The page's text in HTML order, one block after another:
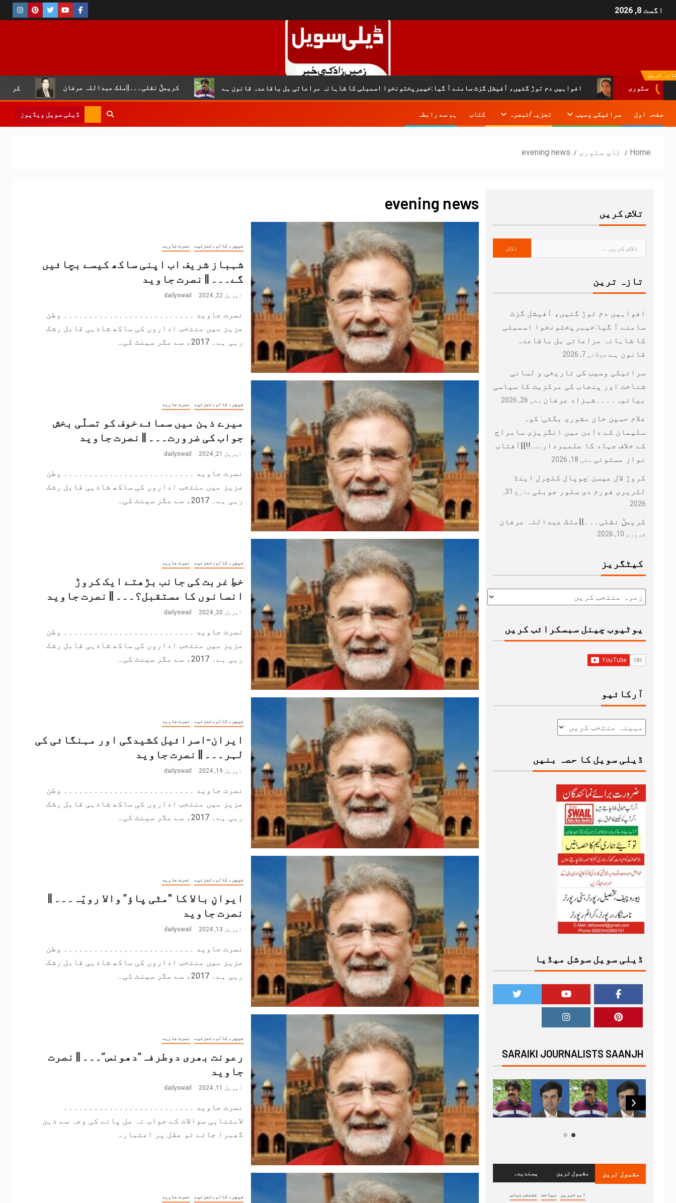
اگست 8, 2026
ترین
سٹوری کروڑ لال عیسن :چوپال کریمݨ نقلی۔۔۔||ملک عبداللہ عرفان افواہیں دم توڑ گئیں، آفیشل گزٹ سامنے آ گیا:خیبرپختونخوا اسمبلی کا شاہانہ مراعاتی بل باقاعدہ قانون ہے
صفحہ اول سرائیکی وسیب تجزیہ/تبصرہ کتاب ہم سے رابطہ ڈیلی سویل ویڈیوز
Home ٹاپ سٹوری evening news
evening news
فیچر، کالم،تجزئیے نصرت جاوید
شہباز شریف اب اپنی ساکھ کیسے بچائیں
گے۔۔۔ || نصرت جاوید
اپریل 22, 2024 dailyswail
نصرت جاوید ۔۔۔۔۔۔۔۔۔۔۔۔۔۔۔۔۔۔۔۔۔۔۔۔۔۔ وطن
عزیز میں منتخب اداروں کی ساکھ شاذہی قابل رشک
رہی ہے۔ 2017ء سے مگر سینٹ کی...
فیچر، کالم،تجزئیے نصرت جاوید
میرے ذہن میں سمائے خوف کو تسلّی بخش
جواب کی ضرورت۔۔۔ || نصرت جاوید
اپریل 21, 2024 dailyswail
نصرت جاوید ۔۔۔۔۔۔۔۔۔۔۔۔۔۔۔۔۔۔۔۔۔۔۔۔۔۔ وطن
عزیز میں منتخب اداروں کی ساکھ شاذہی قابل رشک
رہی ہے۔ 2017ء سے مگر سینٹ کی...
فیچر، کالم،تجزئیے نصرت جاوید
خطِ غربت کی جانب بڑھتے ایک کروڑ
انسانوں کا مستقبل؟۔۔۔ || نصرت جاوید
اپریل 20, 2024 dailyswail
نصرت جاوید ۔۔۔۔۔۔۔۔۔۔۔۔۔۔۔۔۔۔۔۔۔۔۔۔۔۔ وطن
عزیز میں منتخب اداروں کی ساکھ شاذہی قابل رشک
رہی ہے۔ 2017ء سے مگر سینٹ کی...
فیچر، کالم،تجزئیے نصرت جاوید
ایران-اسرائیل کشیدگی اور مہنگائی کی
لہر۔۔۔ || نصرت جاوید
اپریل 19, 2024 dailyswail
نصرت جاوید ۔۔۔۔۔۔۔۔۔۔۔۔۔۔۔۔۔۔۔۔۔۔۔۔۔۔ وطن
عزیز میں منتخب اداروں کی ساکھ شاذہی قابل رشک
رہی ہے۔ 2017ء سے مگر سینٹ کی...
فیچر، کالم،تجزئیے نصرت جاوید
ایوانِ بالا کا "مٹی پاؤ” والا رویّہ۔۔۔ ||
نصرت جاوید
اپریل 13, 2024 dailyswail
نصرت جاوید ۔۔۔۔۔۔۔۔۔۔۔۔۔۔۔۔۔۔۔۔۔۔۔۔۔۔ وطن
عزیز میں منتخب اداروں کی ساکھ شاذہی قابل رشک
رہی ہے۔ 2017ء سے مگر سینٹ کی...
فیچر، کالم،تجزئیے نصرت جاوید
رعونت بھری دوطرفہ”دھونس”۔۔۔ || نصرت
جاوید
اپریل 11, 2024 dailyswail
نصرت جاوید ۔۔۔۔۔۔۔۔۔۔۔۔۔۔۔۔۔۔۔۔۔۔۔۔۔۔
لامتناہی سوالات کے جواب نہ مل پانے کی وجہ سے ذہن
گھبرا جائے تو عقل پر اعتبار...
فیچر، کالم،تجزئیے نصرت جاوید
تلاش کریں
تازہ ترین
افواہیں دم توڑ گئیں، آفیشل گزٹ
سامنے آ گیا:خیبرپختونخوا اسمبلی
کا شاہانہ مراعاتی بل باقاعدہ
قانون ہے جولائی 7, 2026
سرائیکی وسیب کی تاریخی و لسانی
شناخت اور پنجاب کی مرکزیت کا سیاسی
بیانیہ۔۔۔۔شہزاد عرفان مئی 26, 2026
غلام حسین خان مشوری بگٹی: کوہ
سلیمان کے دامن میں انگریزی سامراج
کے خلاف جہاد کا علمبردار…….!!||آفتاب
نواز مستوئی مئی 18, 2026
کروڑ لال عیسن :چوپال کلچرل اینڈ
لٹریری فورم دی سلور جوبلی
مارچ 31,
2026
کریمݨ نقلی۔۔۔||ملک عبداللہ عرفان
فروری 10, 2026
کیٹگریز
یوٹیوب چینل سبسکرائب کریں
آرکائیو
ڈیلی سویل کا حصہ بنیں
ڈیلی سویل سوشل میڈیا
SARAIKI JOURNALISTS SAANJH
مقبول ترین مقبول ترین پسندیدہ
اہم خبریں سیاحت غضنفرعباس